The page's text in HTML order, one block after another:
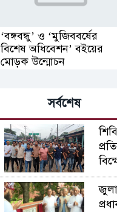
‘বঙ্গবন্ধু’ ও ‘মুজিববর্ষের
বিশেষ অধিবেশন’ বইয়ের
মোড়ক উন্মোচন
সর্বশেষ